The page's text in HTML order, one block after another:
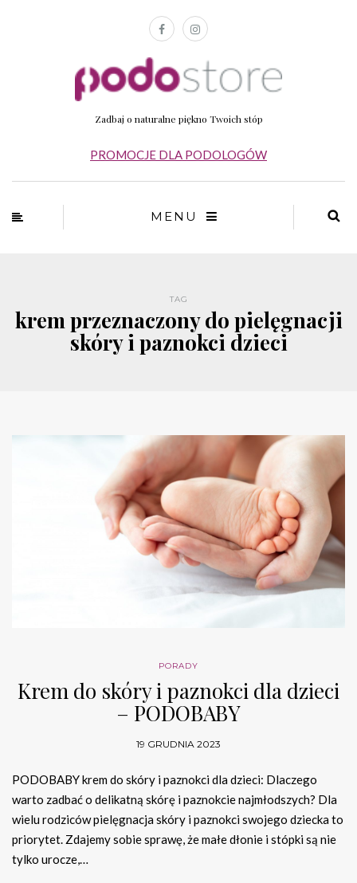
Zadbaj o naturalne piękno Twoich stóp
PROMOCJE DLA PODOLOGÓW
MENU
TAG
krem przeznaczony do pielęgnacji
skóry i paznokci dzieci
PORADY
Krem do skóry i paznokci dla dzieci
– PODOBABY
19 GRUDNIA 2023
PODOBABY krem do skóry i paznokci dla dzieci: Dlaczego
warto zadbać o delikatną skórę i paznokcie najmłodszych? Dla
wielu rodziców pielęgnacja skóry i paznokci swojego dziecka to
priorytet. Zdajemy sobie sprawę, że małe dłonie i stópki są nie
tylko urocze,…